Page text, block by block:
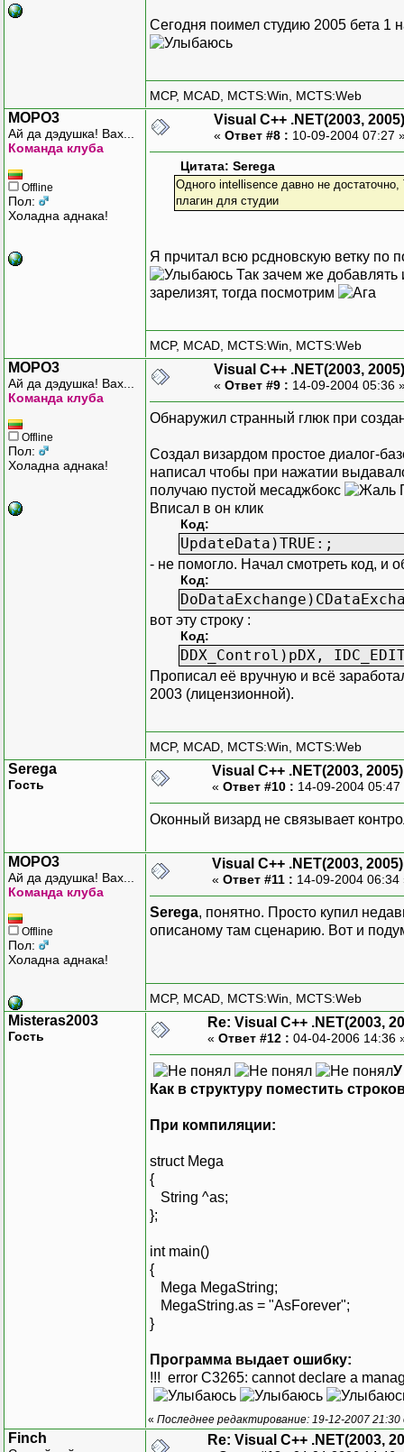
Сегодня поимел студию 2005 бета 1
MCP, MCAD, MCTS:Win, MCTS:Web
MOPO3
Ай да дэдушка! Вах...
Команда клуба
Offline
Пол:
Холадна аднака!
Visual C++ .NET(2003, 2005)
« Ответ #8 : 10-09-2004 07:27
Цитата: Serega
Одного intellisence давно не
плагин для студии
Я прчитал всю рсдновскую ветку по
Так зачем же добавлять
зарелизят, тогда посмотрим
MCP, MCAD, MCTS:Win, MCTS:Web
MOPO3
Ай да дэдушка! Вах...
Команда клуба
Offline
Пол:
Холадна аднака!
Visual C++ .NET(2003, 2005)
« Ответ #9 : 14-09-2004 05:36
Обнаружил странный глюк при
Создал визардом простое диалог-
написал чтобы при нажатии
получаю пустой месаджбокс
Вписал в он клик
Код:
UpdateData)TRUE:;
- не помогло. Начал смотреть код, и
Код:
вот эту строку :
Код:
DDX_Control)pDX,
Прописал её вручную и всё
2003 (лицензионной).
MCP, MCAD, MCTS:Win, MCTS:Web
Serega
Гость
Visual C++ .NET(2003, 2005)
« Ответ #10 : 14-09-2004
Оконный визард не связывает
MOPO3
Ай да дэдушка! Вах...
Команда клуба
Offline
Пол:
Холадна аднака!
Visual C++ .NET(2003, 2005)
« Ответ #11 : 14-09-2004
Serega, понятно. Просто купил
описаному там сценарию. Вот и
MCP, MCAD, MCTS:Win, MCTS:Web
Misteras2003
Гость
Re: Visual C++ .NET(2003,
« Ответ #12 : 04-04-2006 14:36
Как в структуру поместить
При компиляции:
struct Mega
{
String ^as;
};
int main()
{
Mega MegaString;
MegaString.as = "AsForever";
}
Программа выдает ошибку:
!!! error C3265: cannot declare a
« Последнее редактирование: 19-12-2007
Finch Re: Visual C++ .NET(2003,